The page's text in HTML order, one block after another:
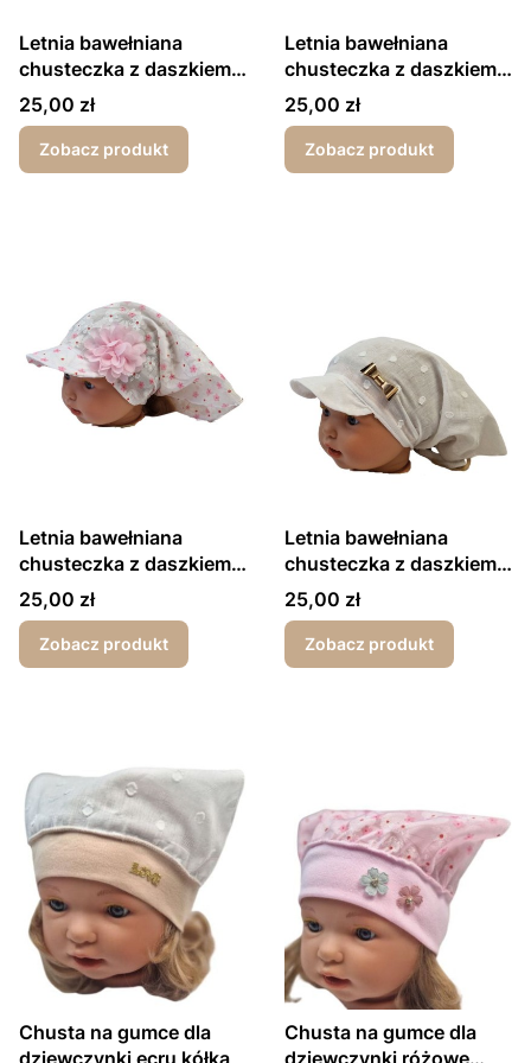
Letnia bawełniana
chusteczka z daszkiem
dla dziewczynki
muszelki biała
Cena
25,00 zł
Zobacz produkt
Letnia bawełniana
chusteczka z daszkiem
dla dziewczynki
kwiatuszki różowe
Cena
25,00 zł
Zobacz produkt
Letnia bawełniana
chusteczka z daszkiem
dla dziewczynki
kwiatuszki białe
Cena
25,00 zł
Zobacz produkt
Letnia bawełniana
chusteczka z daszkiem
dla dziewczynki kółka
ecru
Cena
25,00 zł
Zobacz produkt
Chusta na gumce dla
dziewczynki ecru kółka
Chusta na gumce dla
dziewczynki różowe